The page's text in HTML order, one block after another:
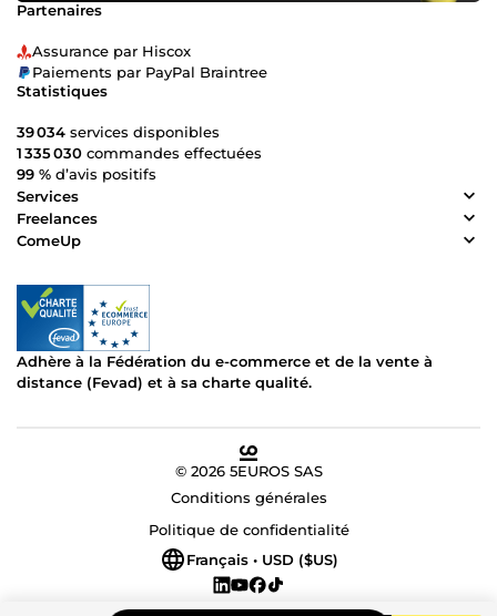
Partenaires
Assurance par Hiscox
Paiements par PayPal Braintree
Statistiques
39 034 services disponibles
1 335 030 commandes effectuées
99 % d’avis positifs
Services
Freelances
ComeUp
Adhère à la Fédération du e-commerce et de la vente à
distance (Fevad) et à sa charte qualité.
© 2026 5EUROS SAS
Conditions générales
Politique de confidentialité
Français • USD ($US)